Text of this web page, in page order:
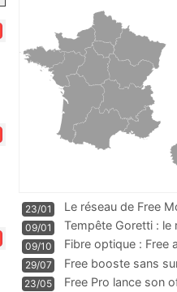
23/01
Le réseau de Free
m
09/01
Tempête Goretti : le
09/10
Fibre optique : Free
pass
29/07
Free booste sans
23/05 Free Pro lance son